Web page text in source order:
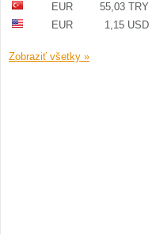
EUR
55,03 TRY
EUR
1,15 USD
Zobraziť všetky »